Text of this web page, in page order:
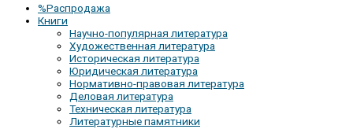
%Распродажа
Книги
Научно-популярная литература
Художественная литература
Историческая литература
Юридическая литература
Нормативно-правовая литература
Деловая литература
Техническая литература
Литературные памятники